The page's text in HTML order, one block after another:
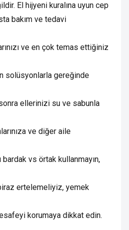
El hijyeni kuralına uyun cep
bakım ve tedavi
ve en çok temas ettiğiniz
solüsyonlarla gereğinde
ellerinizi su ve sabunla
ve diğer aile
vs örtak kullanmayın,
ertelemeliyiz, yemek
korumaya dikkat edin.